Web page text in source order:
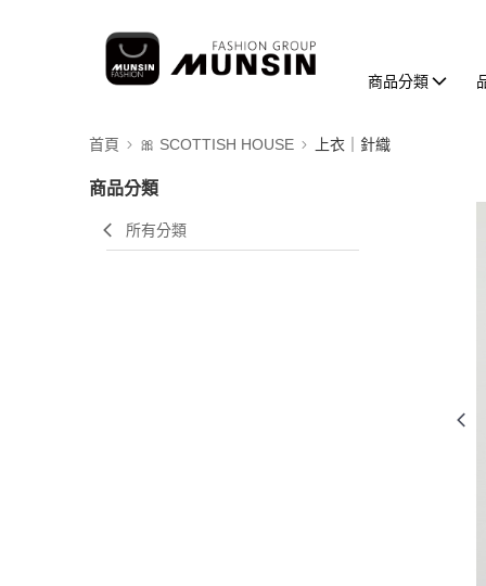
商品分類
首頁 🎀 SCOTTISH HOUSE 上衣｜針織
商品分類
所有分類